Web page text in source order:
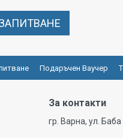
Подаръчен Ваучер
За контакти
гр. Варна, ул.